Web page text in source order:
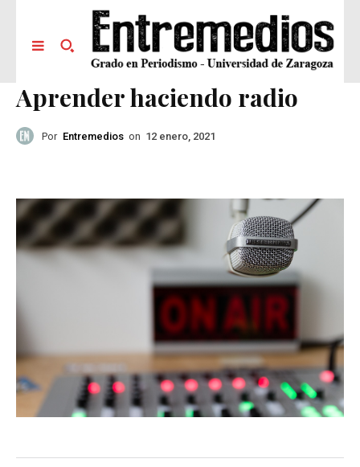
Aprender haciendo radio
Por Entremedios on 12 enero, 2021